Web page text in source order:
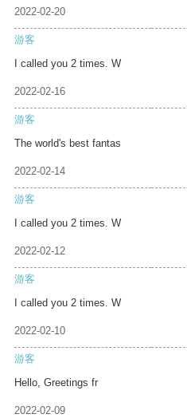
2022-02-20
游客
I called you 2 times. W
2022-02-16
游客
The world's best fantas
2022-02-14
游客
I called you 2 times. W
2022-02-12
游客
I called you 2 times. W
2022-02-10
游客
Hello, Greetings fr
2022-02-09